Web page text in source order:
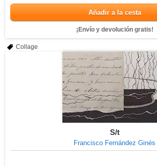
Añadir a la cesta
¡Envío y devolución gratis!
Collage
S/t
Francisco Fernández Ginés